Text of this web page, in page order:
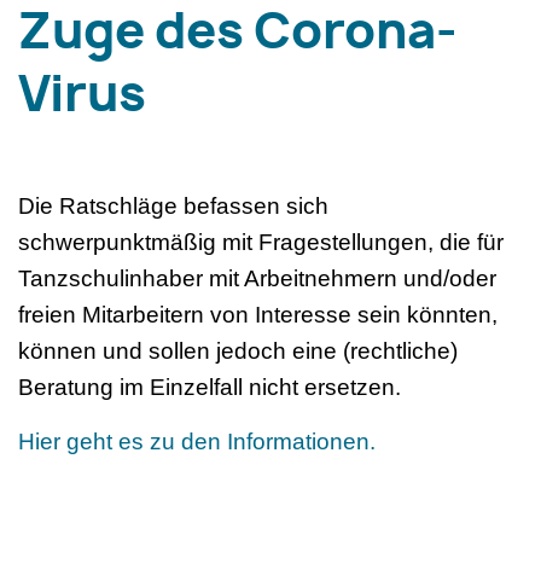
Zuge des Corona-
Virus
Die Ratschläge befassen sich
schwerpunktmäßig mit Fragestellungen, die für
Tanzschulinhaber mit Arbeitnehmern und/oder
freien Mitarbeitern von Interesse sein könnten,
können und sollen jedoch eine (rechtliche)
Beratung im Einzelfall nicht ersetzen.
Hier geht es zu den Informationen.